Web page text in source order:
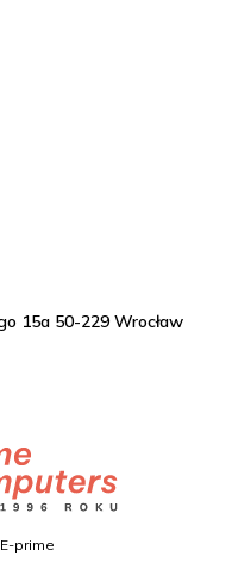
15a 50-229 Wrocław
prime